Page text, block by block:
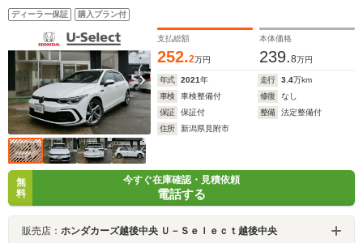
ディーラー保証 購入プラン付
支払総額
252.2万円
本体価格
239.8万円
年式 2021年 走行 3.4万km
車検
車検整備付 修復
なし
保証
保証付 整備
法定整備付
住所
新潟県見附市
無
料
今すぐ在庫確認・見積依頼
電話する
販売店： ホンダカーズ越後中央 Ｕ－Ｓｅｌｅｃｔ越後中央